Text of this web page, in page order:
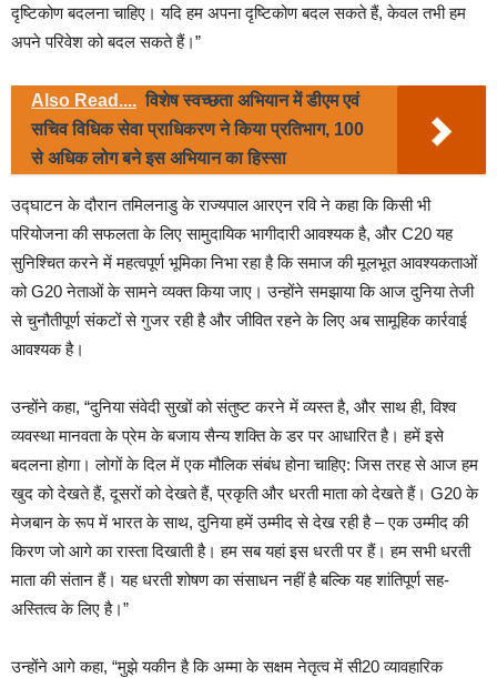
दृष्टिकोण बदलना चाहिए। यदि हम अपना दृष्टिकोण बदल सकते हैं, केवल तभी हम
अपने परिवेश को बदल सकते हैं।”
Also Read.... विशेष स्वच्छता अभियान में डीएम एवं
सचिव विधिक सेवा प्राधिकरण ने किया प्रतिभाग, 100
से अधिक लोग बने इस अभियान का हिस्सा
उद्घाटन के दौरान तमिलनाडु के राज्यपाल आरएन रवि ने कहा कि किसी भी
परियोजना की सफलता के लिए सामुदायिक भागीदारी आवश्यक है, और C20 यह
सुनिश्चित करने में महत्वपूर्ण भूमिका निभा रहा है कि समाज की मूलभूत आवश्यकताओं
को G20 नेताओं के सामने व्यक्त किया जाए। उन्होंने समझाया कि आज दुनिया तेजी
से चुनौतीपूर्ण संकटों से गुजर रही है और जीवित रहने के लिए अब सामूहिक कार्रवाई
आवश्यक है।
उन्होंने कहा, “दुनिया संवेदी सुखों को संतुष्ट करने में व्यस्त है, और साथ ही, विश्व
व्यवस्था मानवता के प्रेम के बजाय सैन्य शक्ति के डर पर आधारित है। हमें इसे
बदलना होगा। लोगों के दिल में एक मौलिक संबंध होना चाहिए: जिस तरह से आज हम
खुद को देखते हैं, दूसरों को देखते हैं, प्रकृति और धरती माता को देखते हैं। G20 के
मेजबान के रूप में भारत के साथ, दुनिया हमें उम्मीद से देख रही है – एक उम्मीद की
किरण जो आगे का रास्ता दिखाती है। हम सब यहां इस धरती पर हैं। हम सभी धरती
माता की संतान हैं। यह धरती शोषण का संसाधन नहीं है बल्कि यह शांतिपूर्ण सह-
अस्तित्व के लिए है।”
उन्होंने आगे कहा, “मुझे यकीन है कि अम्मा के सक्षम नेतृत्व में सी20 व्यावहारिक